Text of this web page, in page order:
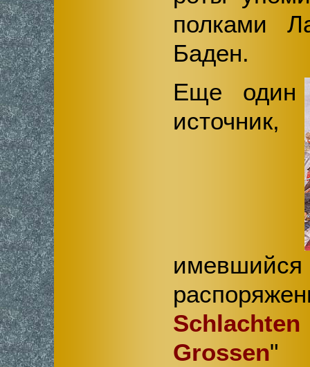
полками
Баден.
Еще один
источник,
Grossen"